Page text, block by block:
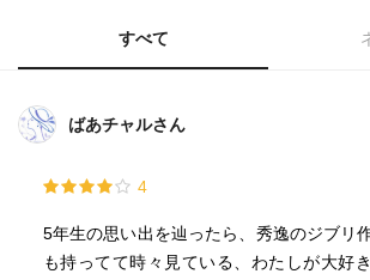
すべて
ばあチャルさん
4
​5年生の思い出を辿ったら、秀逸のジブリ
も持ってて時々見ている、わたしが大好